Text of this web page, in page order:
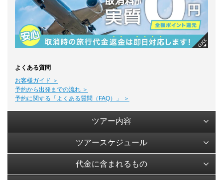
よくある質問
お客様ガイド ＞
予約から出発までの流れ ＞
予約に関する「よくある質問（FAQ）」 ＞
ツアー内容
ツアースケジュール
代金に含まれるもの